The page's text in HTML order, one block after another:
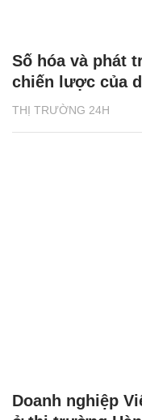
THỊ TRƯỜNG 24H
Số hóa và phát
chiến lược của
Doanh nghiệp